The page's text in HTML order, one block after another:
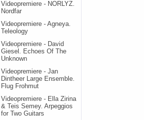
Videopremiere - NORLYZ.
Nordfar
Videopremiere - Agneya.
Teleology
Videopremiere - David
Giesel. Echoes Of The
Unknown
Videopremiere - Jan
Dintheer Large Ensemble.
Flug Frohmut
Videopremiere - Ella Zirina
& Teis Semey. Arpeggios
for Two Guitars